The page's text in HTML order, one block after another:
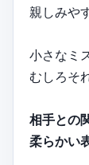
親しみや
小さなミ
むしろそ
相手との
柔らかい